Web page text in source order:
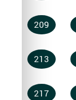
209
213
217